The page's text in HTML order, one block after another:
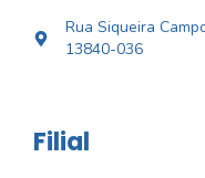
Rua Siqueira
13840-036
Filial